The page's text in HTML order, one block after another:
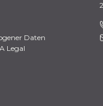
Daten
Legal